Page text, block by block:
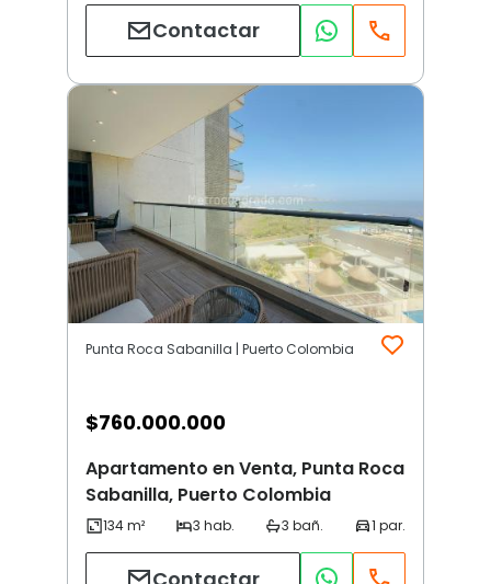
Contactar
Punta Roca Sabanilla | Puerto Colombia
$760.000.000
Apartamento en Venta, Punta Roca
Sabanilla, Puerto Colombia
Contactar